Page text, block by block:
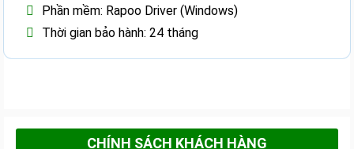
Phần mềm: Rapoo Driver (Windows)
Thời gian bảo hành: 24 tháng
CHÍNH SÁCH KHÁCH HÀNG